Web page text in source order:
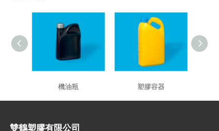
機油瓶 塑膠容器
雙鶴塑膠有限公司